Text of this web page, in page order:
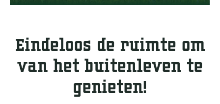
e
Eindeloos de ruimte om
van het buitenleven te
genieten!